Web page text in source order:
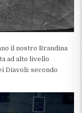
il nostro Brandina
ad alto livello
Diavoli: secondo